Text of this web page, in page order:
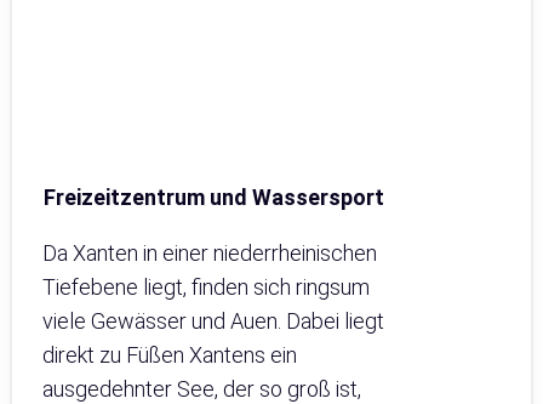
Freizeitzentrum und Wassersport
Da Xanten in einer niederrheinischen
Tiefebene liegt, finden sich ringsum
viele Gewässer und Auen. Dabei liegt
direkt zu Füßen Xantens ein
ausgedehnter See, der so groß ist,